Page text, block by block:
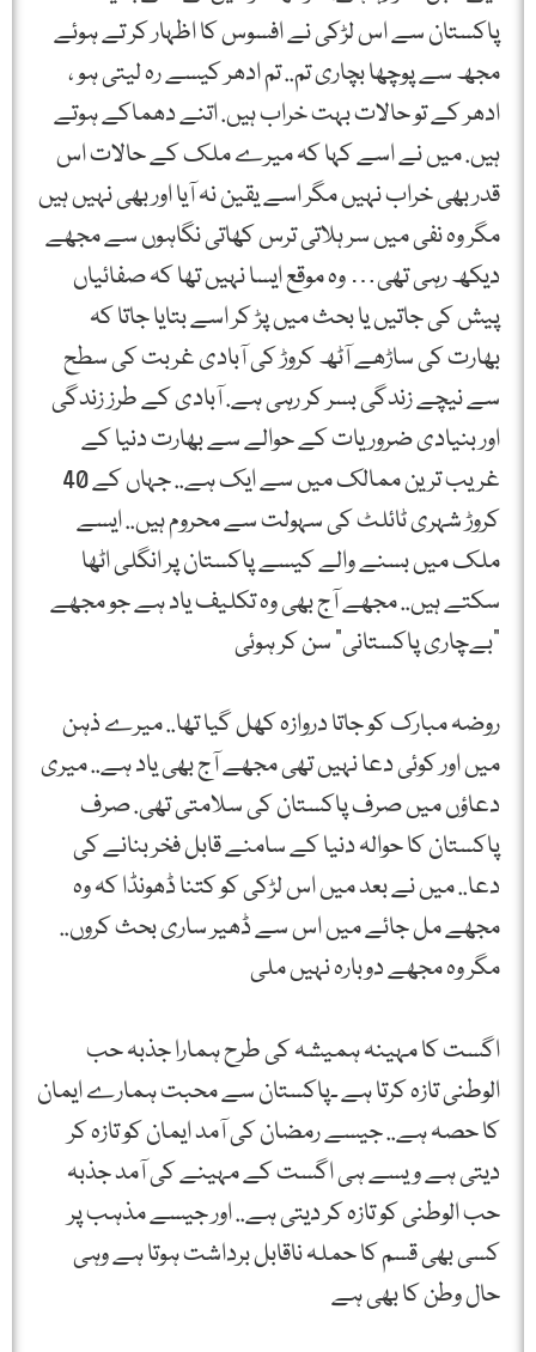
پاکستان سے اس لڑکی نے افسوس کا اظہار کر تے ہوئے
مجھ سے پوچھا بچاری تم.. تم ادھر کیسے رہ لیتی ہو ،
ادھر کے تو حالات بہت خراب ہیں. اتنے دھماکے ہوتے
ہیں. میں نے اسے کہا کہ میرے ملک کے حالات اس
قدر بھی خراب نہیں مگر اسے یقین نہ آیا اور بھی نہیں ہیں
مگر وہ نفی میں سر ہلاتی ترس کھاتی نگاہوں سے مجھے
دیکھ رہی تھی… وہ موقع ایسا نہیں تھا کہ صفائیاں
پیش کی جاتیں یا بحث میں پڑ کر اسے بتایا جاتا کہ
بھارت کی ساڑھے آٹھ کروڑ کی آبادی غربت کی سطح
سے نیچے زندگی بسر کر رہی ہے. آبادی کے طرز زندگی
اور بنیادی ضروریات کے حوالے سے بھارت دنیا کے
غریب ترین ممالک میں سے ایک ہے.. جہاں کے 40
کروڑ شہری ٹائلٹ کی سہولت سے محروم ہیں.. ایسے
ملک میں بسنے والے کیسے پاکستان پر انگلی اٹھا
سکتے ہیں.. مجھے آج بھی وہ تکلیف یاد ہے جو مجھے
”بےچاری پاکستانی” سن کر ہوئی
روضہ مبارک کو جاتا دروازہ کھل گیا تھا.. میرے ذہن
میں اور کوئی دعا نہیں تھی مجھے آج بھی یاد ہے.. میری
دعاؤں میں صرف پاکستان کی سلامتی تھی. صرف
پاکستان کا حوالہ دنیا کے سامنے قابل فخر بنانے کی
دعا.. میں نے بعد میں اس لڑکی کو کتنا ڈھونڈا کہ وہ
مجھے مل جائے میں اس سے ڈھیر ساری بحث کروں..
مگر وہ مجھے دوبارہ نہیں ملی
اگست کا مہینہ ہمیشہ کی طرح ہمارا جذبہ حب
الوطنی تازہ کرتا ہے ۔پاکستان سے محبت ہمارے ایمان
کا حصہ ہے.. جیسے رمضان کی آمد ایمان کو تازہ کر
دیتی ہے ویسے ہی اگست کے مہینے کی آمد جذبہ
حب الوطنی کو تازہ کر دیتی ہے.. اور جیسے مذہب پر
کسی بھی قسم کا حملہ ناقابل برداشت ہوتا ہے وہی
حال وطن کا بھی ہے